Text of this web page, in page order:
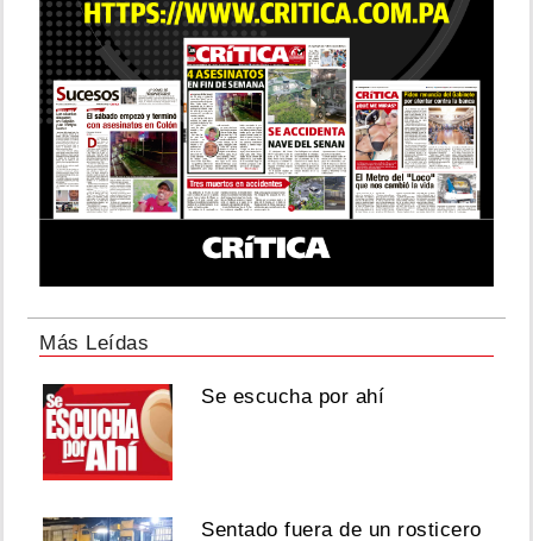
Más Leídas
Se escucha por ahí
Sentado fuera de un rosticero